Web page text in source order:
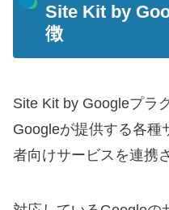
Site Kit by
徴
Site Kit by Googleプラ
Googleが提供する各種
者向けサービスを連携